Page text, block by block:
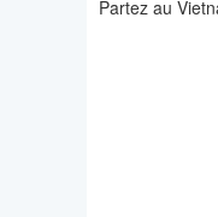
Partez au